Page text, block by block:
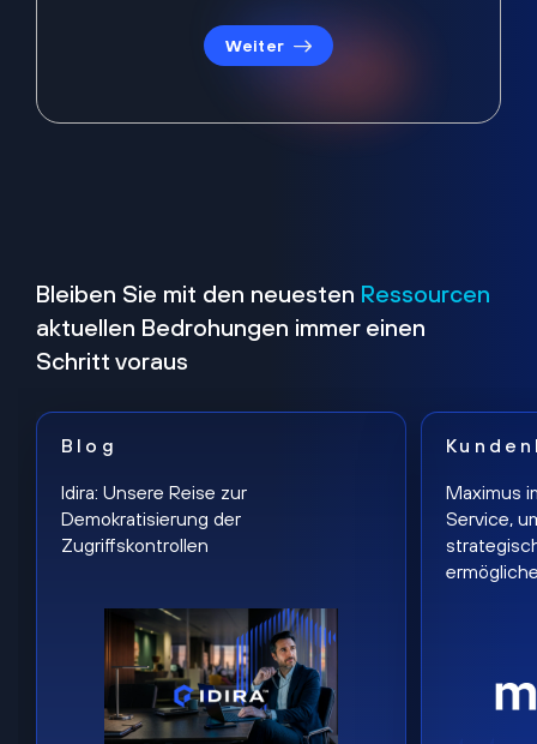
Weiter
Bleiben Sie mit den neuesten Ressourcen
aktuellen Bedrohungen immer einen
Schritt voraus
Blog
Idira: Unsere Reise zur
Demokratisierung der
Zugriffskontrollen
Maximus
Service,